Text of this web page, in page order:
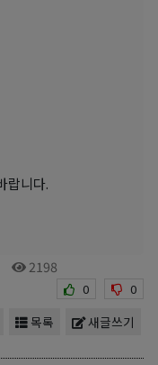
랍니다.
2198
0 0
새글쓰기
목록